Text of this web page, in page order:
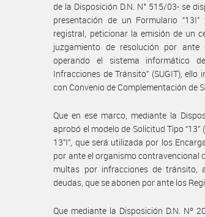
de la Disposición D.N. N° 515/03- se
presentación de un Formulario
registral, peticionar la emisión de un
juzgamiento de resolución por ante
operando el sistema informático
Infracciones de Tránsito” (SUGIT),
con Convenio de Complementación de
Que en ese marco, mediante la
aprobó el modelo de Solicitud Tipo
13”I”, que será utilizada por los
por ante el organismo contravencional
multas por infracciones de tránsito,
deudas, que se abonen por ante los
Que mediante la Disposición D.N. Nº